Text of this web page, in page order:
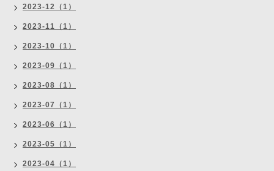
2023-12（1）
2023-11（1）
2023-10（1）
2023-09（1）
2023-08（1）
2023-07（1）
2023-06（1）
2023-05（1）
2023-04（1）